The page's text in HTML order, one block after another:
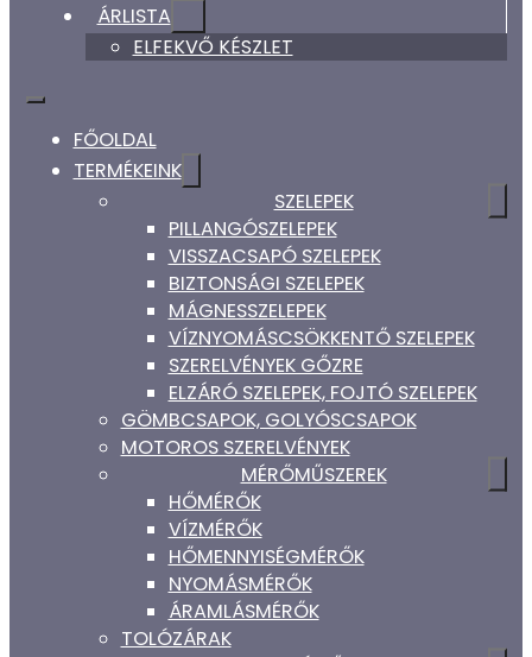
ÁRLISTA
ELFEKVŐ KÉSZLET
FŐOLDAL
TERMÉKEINK
SZELEPEK
PILLANGÓSZELEPEK
VISSZACSAPÓ SZELEPEK
BIZTONSÁGI SZELEPEK
MÁGNESSZELEPEK
VÍZNYOMÁSCSÖKKENTŐ SZELEPEK
SZERELVÉNYEK GŐZRE
ELZÁRÓ SZELEPEK, FOJTÓ SZELEPEK
GÖMBCSAPOK, GOLYÓSCSAPOK
MOTOROS SZERELVÉNYEK
MÉRŐMŰSZEREK
HŐMÉRŐK
VÍZMÉRŐK
HŐMENNYISÉGMÉRŐK
NYOMÁSMÉRŐK
ÁRAMLÁSMÉRŐK
TOLÓZÁRAK